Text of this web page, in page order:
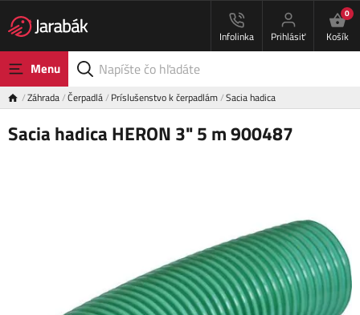
Infolinka Prihlásiť
0
Košík
Menu
Záhrada Čerpadlá Príslušenstvo k čerpadlám Sacia hadica
Sacia hadica HERON 3" 5 m 900487